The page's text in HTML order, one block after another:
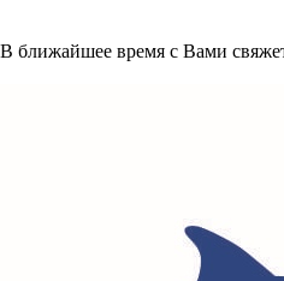
ближайшее время с Вами